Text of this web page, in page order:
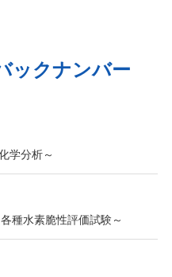
ックナンバー
学分析～
種水素脆性評価試験～